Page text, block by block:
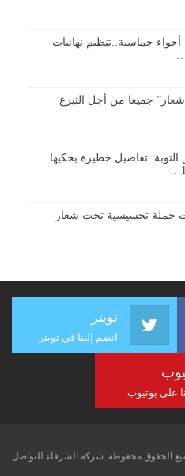
حماسية..تنظيم نهائيات
شعار” جميعا من أجل التبرع
التوبة..تفاصيل خطيرة يحكيها
حملة تحسيسية تحت شعار
تويتر
انضم إلينا في تويتر
على يوتيوب